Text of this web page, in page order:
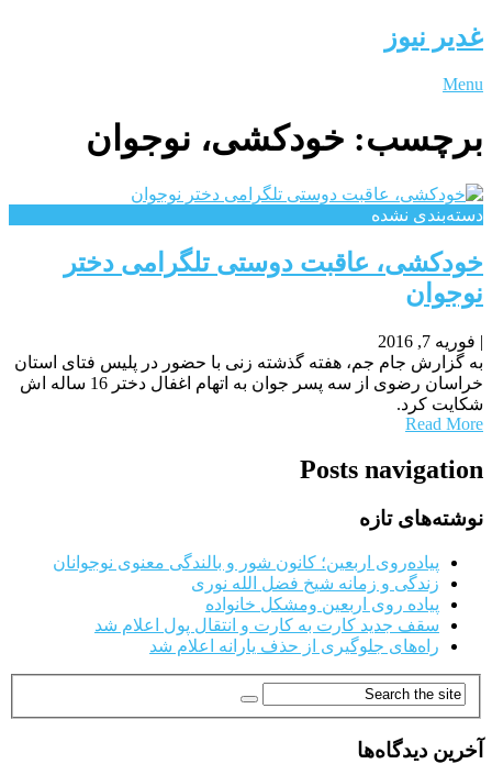
غدیر نیوز
Menu
برچسب: خودکشی، نوجوان
دسته‌بندی نشده
خودکشی، عاقبت دوستی تلگرامی دختر
نوجوان
| فوریه 7, 2016
به گزارش جام جم، هفته گذشته زنی با حضور در پلیس فتای استان
خراسان رضوی از سه پسر جوان به اتهام اغفال دختر 16 ساله اش
شکایت کرد.
Read More
Posts navigation
نوشته‌های تازه
پیاده‌روی اربعین؛ کانون شور و بالندگی معنوی نوجوانان
زندگی و زمانه شیخ فضل الله نوری
پیاده روی اربعین ومشکل خانواده
سقف جدید کارت به کارت و انتقال پول اعلام شد
راه‌های جلوگیری از حذف یارانه اعلام شد
آخرین دیدگاه‌ها